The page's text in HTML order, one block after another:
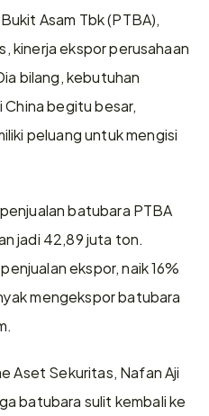
Asam Tbk (PTBA),
kinerja ekspor perusahaan
bilang, kebutuhan
begitu besar,
peluang untuk mengisi
batubara PTBA
jadi 42,89 juta ton.
ekspor, naik 16%
mengekspor batubara
Aset Sekuritas, Nafan Aji
batubara sulit kembali ke